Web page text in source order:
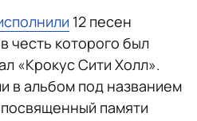
12 песен
честь которого был
«Крокус Сити Холл».
в альбом под названием
памяти